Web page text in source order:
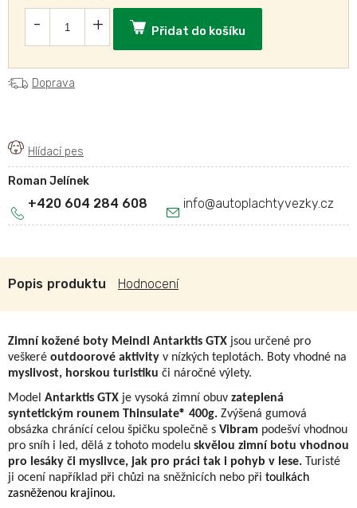
Přidat do košíku
Roman Jelínek
info@autoplachtyvezky.cz
+420 604 284 608
Doprava
Popis Hodnocení
Zimní kožené boty Meindl Antarktis GTX jsou určené pro
veškeré outdoorové aktivity v nízkých teplotách. Boty vhodné na
myslivost, horskou turistiku či náročné výlety.
Model Antarktis GTX je vysoká zimní obuv zateplená
syntetickým rounem Thinsulate® 400g. Zvýšená gumová
obsázka chránící celou špičku společně s Vibram podešví vhodnou
pro sníh i led, dělá z tohoto modelu skvělou zimní botu vhodnou
pro lesáky či myslivce, jak pro práci tak i pohyb v lese. Turisté
ji ocení například při chůzi na sněžnicích nebo při toulkách
zasněženou krajinou.